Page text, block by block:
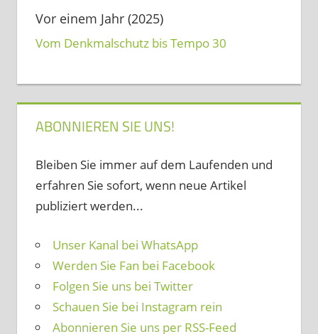
Vor einem Jahr (2025)
Vom Denkmalschutz bis Tempo 30
ABONNIEREN SIE UNS!
Bleiben Sie immer auf dem Laufenden und
erfahren Sie sofort, wenn neue Artikel
publiziert werden...
Unser Kanal bei WhatsApp
Werden Sie Fan bei Facebook
Folgen Sie uns bei Twitter
Schauen Sie bei Instagram rein
Abonnieren Sie uns per RSS-Feed